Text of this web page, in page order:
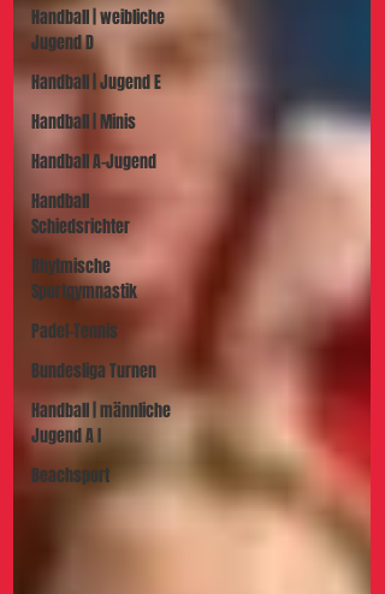
Handball | weibliche
Jugend D
Handball | Jugend E
Handball | Minis
Handball A-Jugend
Handball
Schiedsrichter
Rhytmische
Sportgymnastik
Padel-Tennis
Bundesliga Turnen
Handball | männliche
Jugend A I
Beachsport